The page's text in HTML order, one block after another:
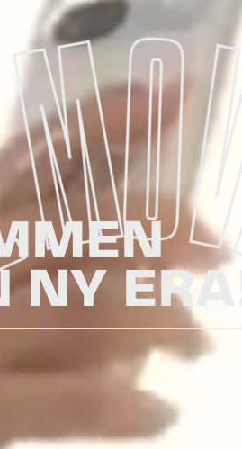
NY ERA!